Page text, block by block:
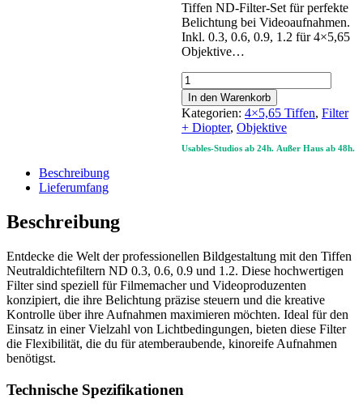
Tiffen ND-Filter-Set für perfekte
Belichtung bei Videoaufnahmen.
Inkl. 0.3, 0.6, 0.9, 1.2 für 4×5,65
Objektive…
Tiffen
ND
0.3,
0.6,
0.9,
1.2
In den Warenkorb
Kategorien: 4×5,65 Tiffen, Filter
+ Diopter, Objektive
Usables-Studios ab 24h. Außer Haus ab 48h.
Beschreibung
Lieferumfang
Beschreibung
Entdecke die Welt der professionellen Bildgestaltung mit den Tiffen
Neutraldichtefiltern ND 0.3, 0.6, 0.9 und 1.2. Diese hochwertigen
Filter sind speziell für Filmemacher und Videoproduzenten
konzipiert, die ihre Belichtung präzise steuern und die kreative
Kontrolle über ihre Aufnahmen maximieren möchten. Ideal für den
Einsatz in einer Vielzahl von Lichtbedingungen, bieten diese Filter
die Flexibilität, die du für atemberaubende, kinoreife Aufnahmen
benötigst.
Technische Spezifikationen